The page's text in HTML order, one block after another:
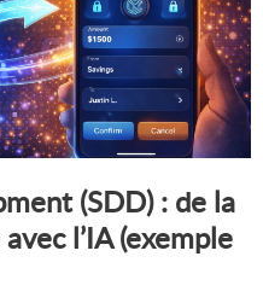
(SDD) : de la
l’IA (exemple